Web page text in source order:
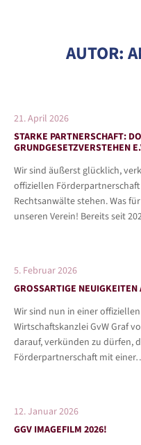
AUTOR:
21. April 2026
STARKE PARTNERSCHAFT:
GRUNDGESETZVERSTEHEN
Wir sind äußerst glücklich,
offiziellen Förderpartnerschaft
Rechtsanwälte stehen. Was
unseren Verein! Bereits seit
5. Februar 2026
GROSSARTIGE NEUIGKEITEN
Wir sind nun in einer
Wirtschaftskanzlei GvW Graf
darauf, verkünden zu dürfen,
Förderpartnerschaft mit
12. Januar 2026
GGV IMAGEFILM 2026!